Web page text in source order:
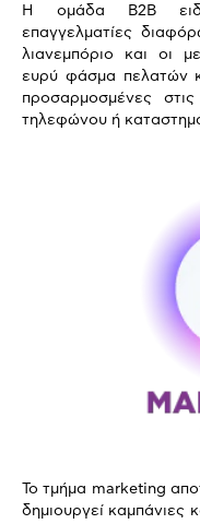
Η ομάδα B2B
επαγγελματίες
λιανεμπόριο και οι
ευρύ φάσμα πελατών
προσαρμοσμένες
τηλεφώνου ή
Το τμήμα marketing
δημιουργεί καμπάνιες